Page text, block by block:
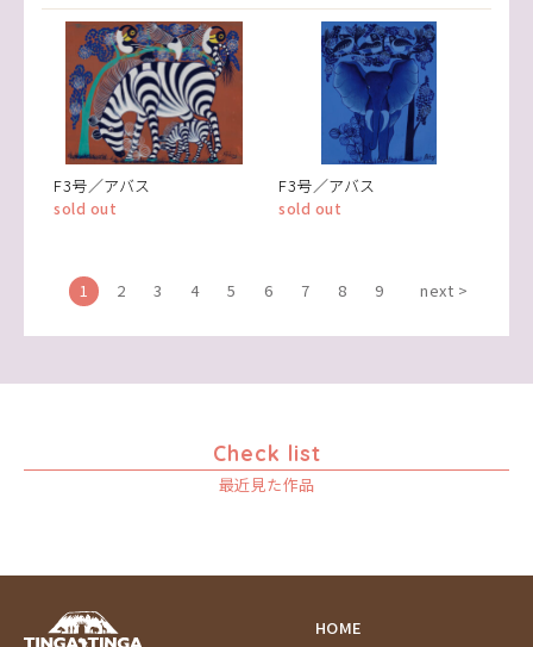
F3号／アバス
sold out
F3号／アバス
sold out
1 2 3 4 5 6 7 8 9 next >
Check list
最近見た作品
HOME